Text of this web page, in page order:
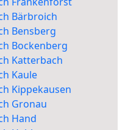
Bärbroich
Bensberg
Bockenberg
Katterbach
Kaule
Kippekausen
Gronau
Hand